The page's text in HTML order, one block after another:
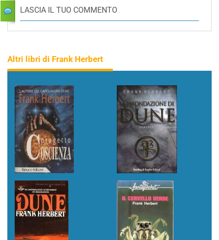
LASCIA IL TUO COMMENTO
Altri libri di Frank Herbert